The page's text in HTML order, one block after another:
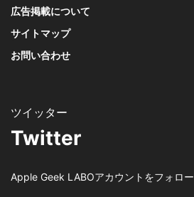
広告掲載について
サイトマップ
お問い合わせ
Twitter
Apple Geek LABOアカウントをフォロー